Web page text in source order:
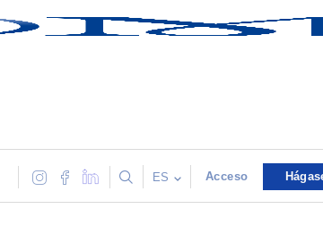
ES Acceso